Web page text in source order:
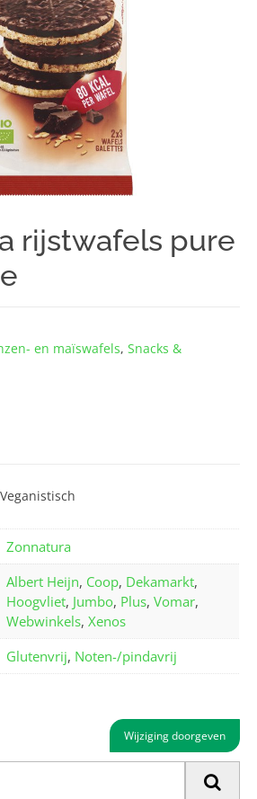
rijstwafels pure
en maïswafels,Snacks &
Zonnatura
Albert Heijn, Coop, Dekamarkt,
Hoogvliet, Jumbo, Plus,Vomar,
Webwinkels,Xenos
Glutenvrij, Noten-/pindavrij
Wijziging doorgeven